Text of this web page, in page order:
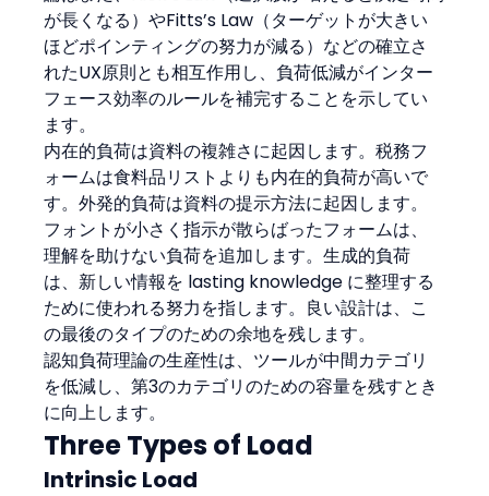
が長くなる）やFitts’s Law（ターゲットが大きい
ほどポインティングの努力が減る）などの確立さ
れたUX原則とも相互作用し、負荷低減がインター
フェース効率のルールを補完することを示してい
ます。
内在的負荷は資料の複雑さに起因します。税務フ
ォームは食料品リストよりも内在的負荷が高いで
す。外発的負荷は資料の提示方法に起因します。
フォントが小さく指示が散らばったフォームは、
理解を助けない負荷を追加します。生成的負荷
は、新しい情報を lasting knowledge に整理する
ために使われる努力を指します。良い設計は、こ
の最後のタイプのための余地を残します。
認知負荷理論の生産性は、ツールが中間カテゴリ
を低減し、第3のカテゴリのための容量を残すとき
に向上します。
Three Types of Load
Intrinsic Load